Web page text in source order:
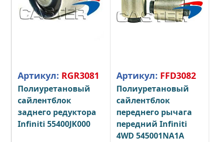
Артикул: RGR3081
Полиуретановый
сайлентблок
заднего редуктора
Infiniti 55400JK000
Артикул: FFD3082
Полиуретановый
сайлентблок
переднего рычага
передний Infiniti
4WD 545001NA1A